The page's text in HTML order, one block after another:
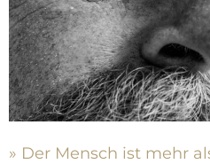
» Der Mensch ist mehr